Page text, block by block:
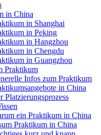
in China
in Shanghai
in Peking
in Hangzhou
in Chengdu
in Guangzhou
Praktikum
Infos zum Praktikum
in China
Platzierungsprozess
ein Praktikum in China
Praktikum in China